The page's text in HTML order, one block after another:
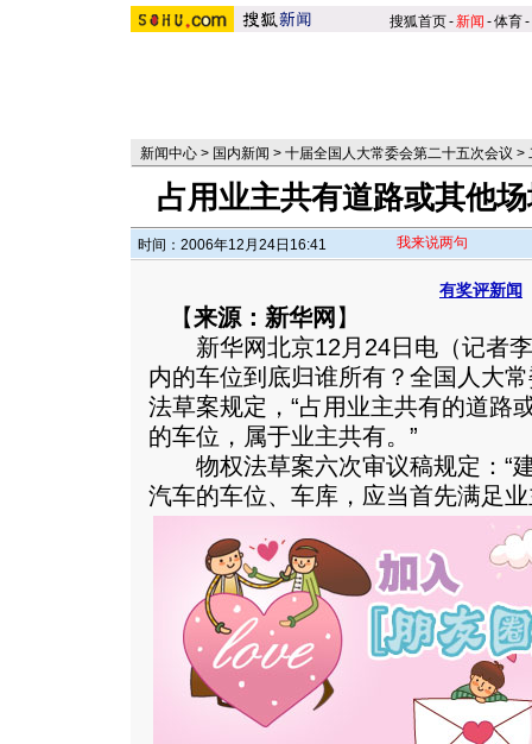
搜狐首页-新闻 -体育-
新闻中心 > 国内新闻 > 十届全国人大常委会第二十五次会议 >
占用业主共有道路或其他
时间：2006年12月24日16:41 我来说两句
有奖评新闻
【来源：新华网 】
新华网北京12月24日电（记者李
内的车位到底归谁所有？全国人大
法草案规定，“占用业主共有的道路
的车位，属于业主共有。”
物权法草案六次审议稿规定：“
汽车的车位、车库，应当首先满足